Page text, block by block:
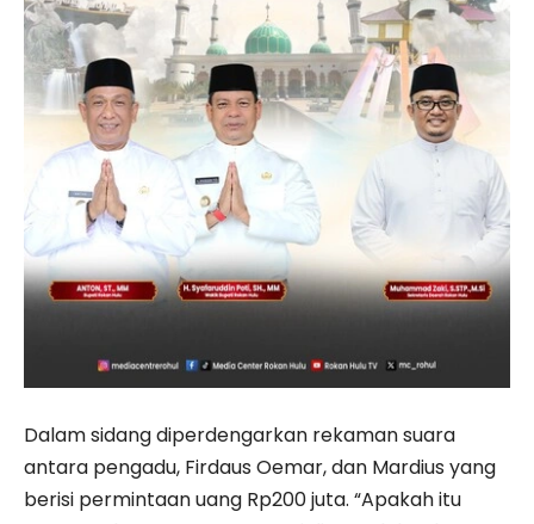
Dalam sidang diperdengarkan rekaman suara
antara pengadu, Firdaus Oemar, dan Mardius yang
berisi permintaan uang Rp200 juta. “Apakah itu